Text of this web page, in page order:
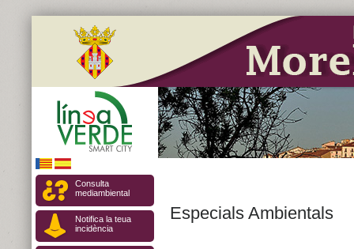
Consulta
mediambiental
Notifica la teua
incidència
Especials Ambientals